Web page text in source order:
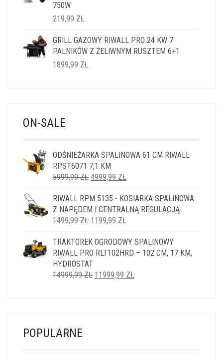
750W
219,99 ZŁ
GRILL GAZOWY RIWALL PRO 24 KW 7
PALNIKÓW Z ŻELIWNYM RUSZTEM 6+1
1899,99 ZŁ
ON-SALE
ODŚNIEŻARKA SPALINOWA 61 CM RIWALL
RPST6071 7,1 KM
5999,99ZŁ PIERWOTNA
WYNOSIŁA:
5999,99 ZŁ.
4999,99 ZŁ
WYNOSI:
4999,99 ZŁ.
RIWALL RPM 5135 - KOSIARKA SPALINOWA
Z NAPĘDEM I CENTRALNĄ REGULACJĄ
1499,99ZŁ PIERWOTNA
WYNOSIŁA:
1499,99 ZŁ.
1199,99 ZŁ
WYNOSI:
1199,99 ZŁ.
TRAKTOREK OGRODOWY SPALINOWY
RIWALL PRO RLT102HRD – 102 CM, 17 KM,
HYDROSTAT
14999,99ZŁ PIERWOTNA
11999,99 ZŁ
POPULARNE